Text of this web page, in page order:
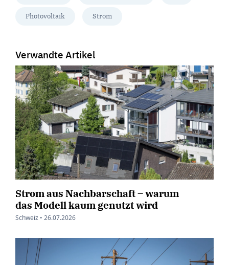
Photovoltaik Strom
Verwandte Artikel
Strom aus Nachbarschaft – warum
das Modell kaum genutzt wird
Schweiz • 26.07.2026